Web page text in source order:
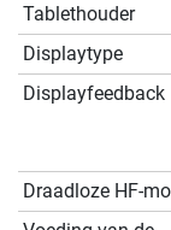
Tablethouder
Displaytype
Displayfeedback
Draadloze HF-